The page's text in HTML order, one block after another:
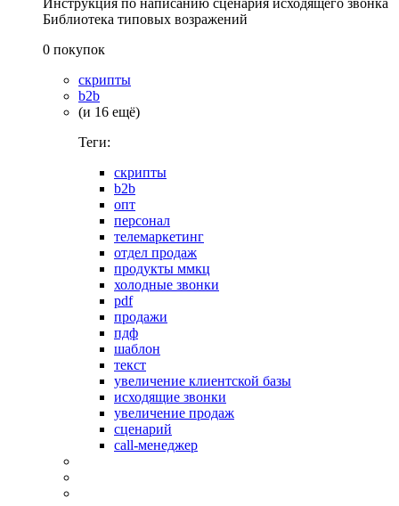
Инструкция по написанию сценария исходящего звонка
Библиотека типовых возражений
0 покупок
скрипты
b2b
(и 16 ещё)
Теги:
скрипты
b2b
опт
персонал
телемаркетинг
отдел продаж
продукты ммкц
холодные звонки
pdf
продажи
пдф
шаблон
текст
увеличение клиентской базы
исходящие звонки
увеличение продаж
сценарий
call-менеджер